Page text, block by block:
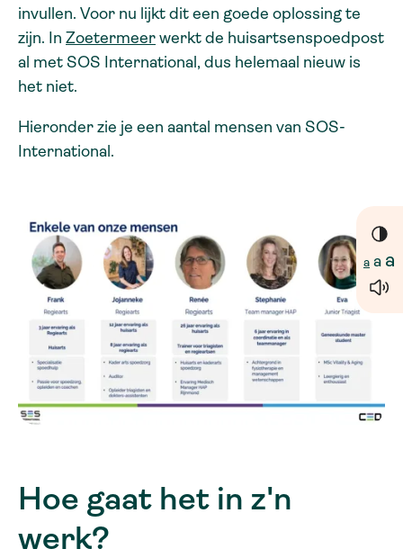
a a a
invullen. Voor nu lijkt dit een goede oplossing te
zijn. In Zoetermeer werkt de huisartsenspoedpost
al met SOS International, dus helemaal nieuw is
het niet.
Hieronder zie je een aantal mensen van SOS-
International.
Hoe gaat het in z'n
werk?